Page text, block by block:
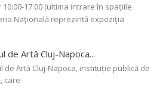
17:00 (ultima intrare în spațiile
Naţională reprezintă expoziţia
de Artă Cluj-Napoca...
de Artă Cluj-Napoca, instituție publică de
care